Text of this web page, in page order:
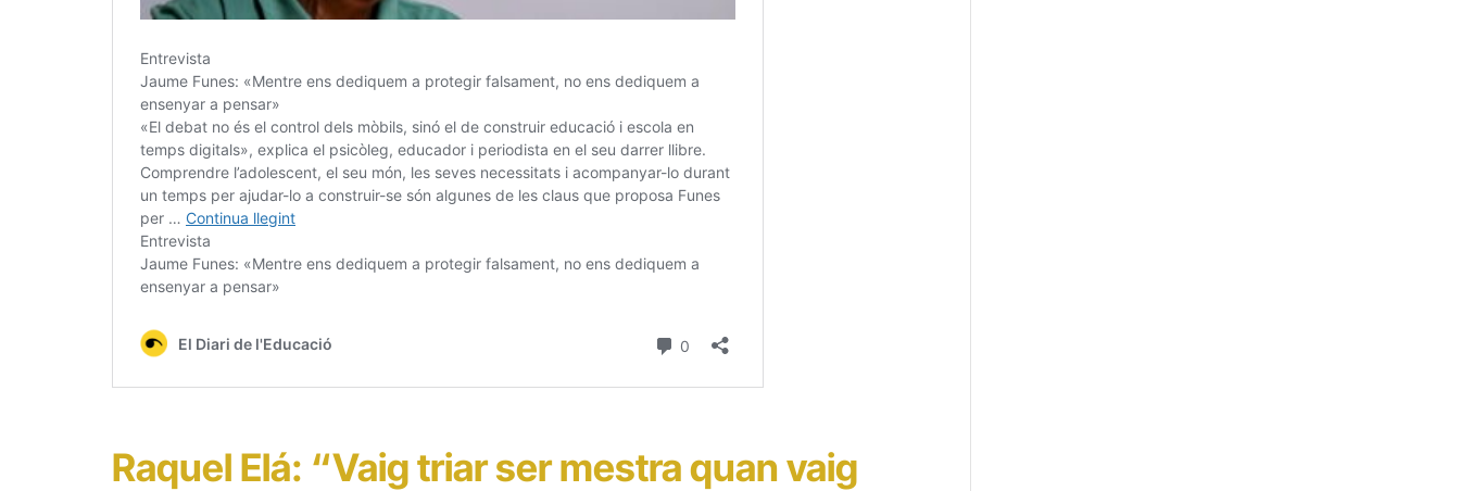
Raquel Elá: “Vaig triar ser mestra quan vaig